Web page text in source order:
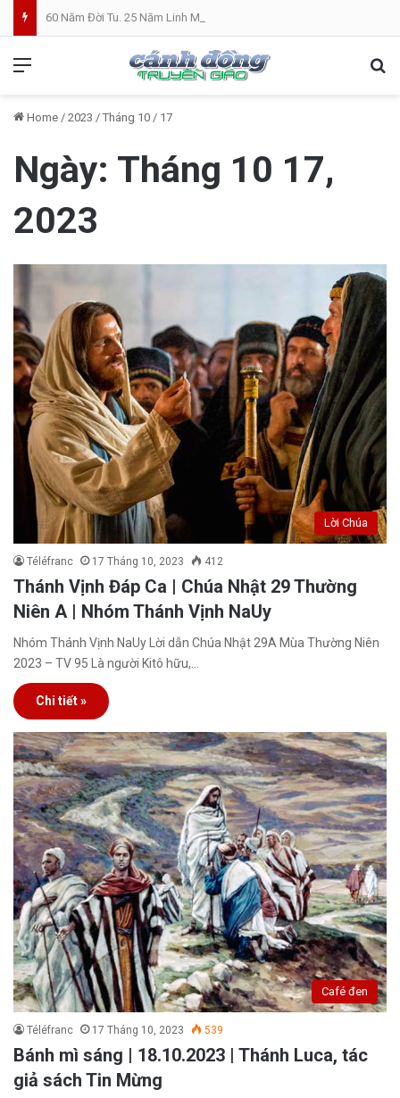
Home / 2023 / Tháng 10 / 17
Ngày: Tháng 10 17,
2023
Lời Chúa
Téléfranc 17 Tháng 10, 2023 412
Thánh Vịnh Đáp Ca | Chúa Nhật 29 Thường
Niên A | Nhóm Thánh Vịnh NaUy
Nhóm Thánh Vịnh NaUy Lời dẫn Chúa Nhật 29A Mùa Thường Niên
2023 – TV 95 Là người Kitô hữu,…
Chi tiết »
Café đen
Téléfranc 17 Tháng 10, 2023 539
Bánh mì sáng | 18.10.2023 | Thánh Luca, tác
giả sách Tin Mừng